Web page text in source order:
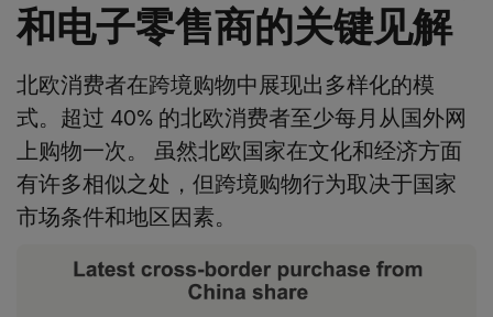
和电子零售商的关键见解
北欧消费者在跨境购物中展现出多样化的模
式。超过 40% 的北欧消费者至少每月从国外网
上购物一次。 虽然北欧国家在文化和经济方面
有许多相似之处，但跨境购物行为取决于国家
市场条件和地区因素。